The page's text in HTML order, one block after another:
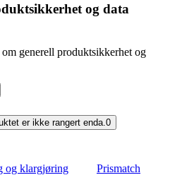
og data
generell produktsikkerhet og
er ikke rangert enda.0
og klargjøring
Prismatch